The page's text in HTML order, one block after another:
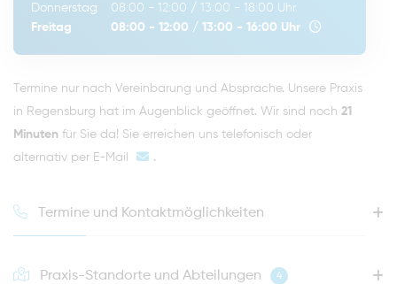
Donnerstag
08:00 - 12:00 / 13:00 - 18:00 Uhr
Freitag
08:00 - 12:00 / 13:00 - 16:00 Uhr
Termine nur nach Vereinbarung und Absprache. Unsere Praxis
in Regensburg hat im Augenblick geöffnet. Wir sind noch 21
Minuten für Sie da! Sie erreichen uns telefonisch oder
alternativ per E-Mail .
Termine und Kontaktmöglichkeiten
Praxis-Standorte und Abteilungen 4